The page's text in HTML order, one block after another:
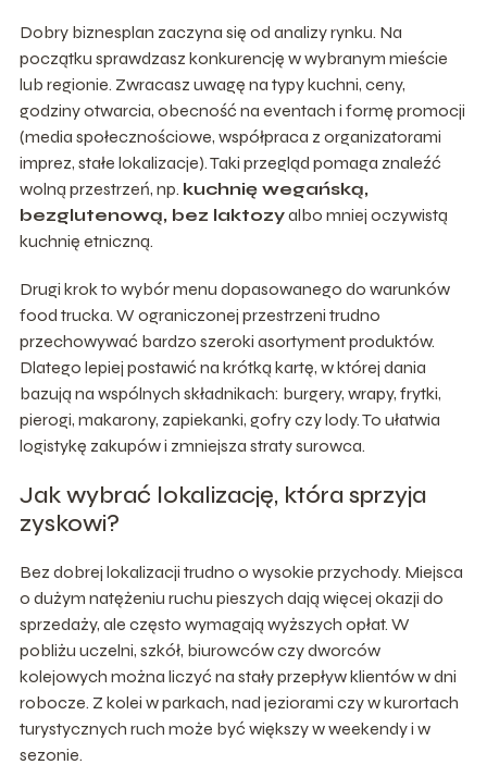
Dobry biznesplan zaczyna się od analizy rynku. Na
początku sprawdzasz konkurencję w wybranym mieście
lub regionie. Zwracasz uwagę na typy kuchni, ceny,
godziny otwarcia, obecność na eventach i formę promocji
(media społecznościowe, współpraca z organizatorami
imprez, stałe lokalizacje). Taki przegląd pomaga znaleźć
wolną przestrzeń, np. kuchnię wegańską,
bezglutenową, bez laktozyalbo mniej oczywistą
kuchnię etniczną.
Drugi krok to wybór menu dopasowanego do warunków
food trucka. W ograniczonej przestrzeni trudno
przechowywać bardzo szeroki asortyment produktów.
Dlatego lepiej postawić na krótką kartę, w której dania
bazują na wspólnych składnikach: burgery, wrapy, frytki,
pierogi, makarony, zapiekanki, gofry czy lody. To ułatwia
logistykę zakupów i zmniejsza straty surowca.
Jak wybrać lokalizację, która sprzyja
zyskowi?
Bez dobrej lokalizacji trudno o wysokie przychody. Miejsca
o dużym natężeniu ruchu pieszych dają więcej okazji do
sprzedaży, ale często wymagają wyższych opłat. W
pobliżu uczelni, szkół, biurowców czy dworców
kolejowych można liczyć na stały przepływ klientów w dni
robocze. Z kolei w parkach, nad jeziorami czy w kurortach
turystycznych ruch może być większy w weekendy i w
sezonie.